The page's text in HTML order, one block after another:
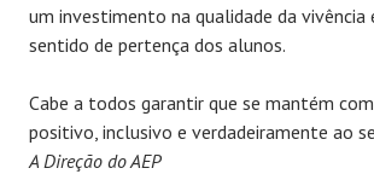
um investimento na qualidade da vivência
sentido de pertença dos alunos.
Cabe a todos garantir que se mantém
positivo, inclusivo e verdadeiramente ao
A Direção do AEP